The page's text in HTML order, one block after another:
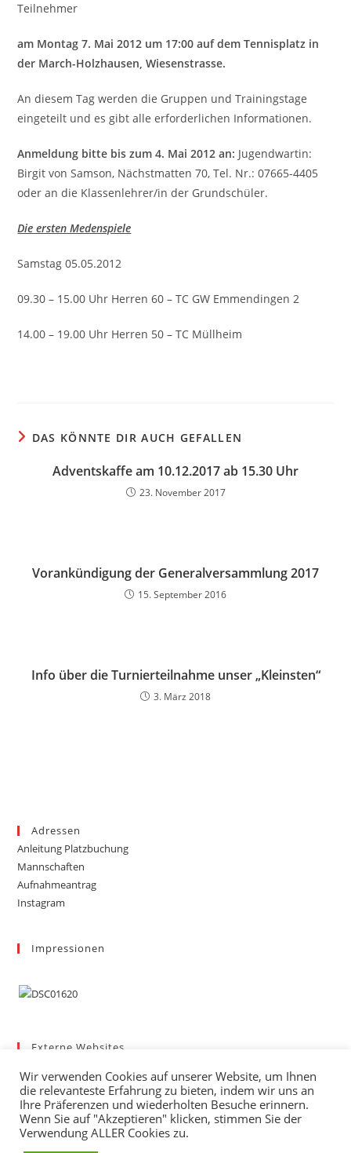
Teilnehmer
am Montag 7. Mai 2012 um 17:00 auf dem Tennisplatz in
der March-Holzhausen, Wiesenstrasse.
An diesem Tag werden die Gruppen und Trainingstage
eingeteilt und es gibt alle erforderlichen Informationen.
Anmeldung bitte bis zum 4. Mai 2012 an: Jugendwartin:
Birgit von Samson, Nächstmatten 70, Tel. Nr.: 07665-4405
oder an die Klassenlehrer/in der Grundschüler.
Die ersten Medenspiele
Samstag 05.05.2012
09.30 – 15.00 Uhr Herren 60 – TC GW Emmendingen 2
14.00 – 19.00 Uhr Herren 50 – TC Müllheim
DAS KÖNNTE DIR AUCH GEFALLEN
Adventskaffe am 10.12.2017 ab 15.30 Uhr
23. November 2017
Vorankündigung der Generalversammlung 2017
15. September 2016
Info über die Turnierteilnahme unser „Kleinsten“
3. März 2018
Adressen
Anleitung Platzbuchung
Mannschaften
Aufnahmeantrag
Instagram
Impressionen
Externe Websites
Gemeinde March
Wetter
mybigpoint
Wir verwenden Cookies auf unserer Website, um Ihnen
die relevanteste Erfahrung zu bieten, indem wir uns an
Ihre Präferenzen und wiederholten Besuche erinnern.
Wenn Sie auf "Akzeptieren" klicken, stimmen Sie der
Verwendung ALLER Cookies zu.